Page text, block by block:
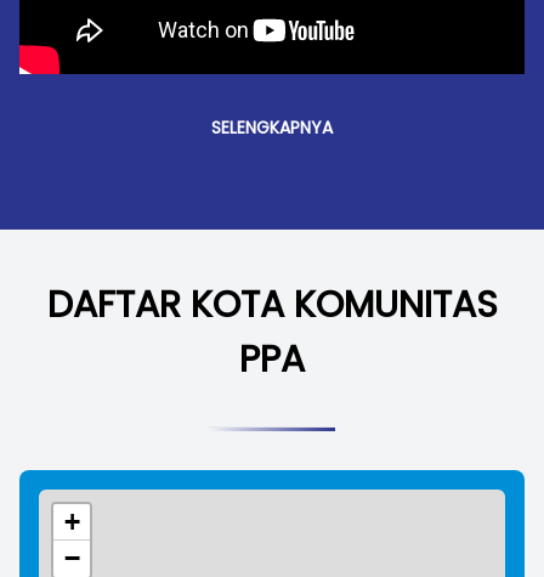
SELENGKAPNYA
DAFTAR KOTA KOMUNITAS
PPA
+
−